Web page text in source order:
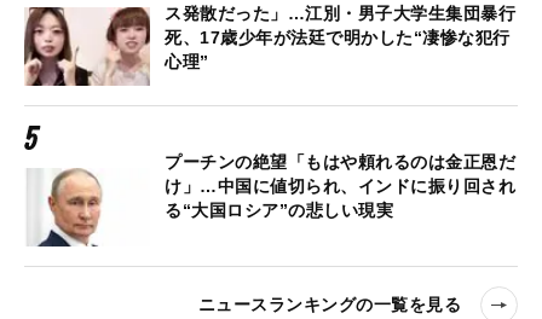
ス発散だった」…江別・男子大学生集団暴行
死、17歳少年が法廷で明かした“凄惨な犯行
心理”
プーチンの絶望「もはや頼れるのは金正恩だ
け」…中国に値切られ、インドに振り回され
る“大国ロシア”の悲しい現実
ニュースランキングの一覧を見る